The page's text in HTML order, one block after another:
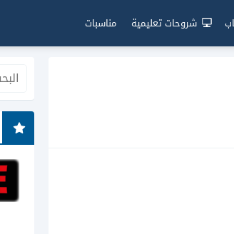
شروحات تعليمية مناسبات